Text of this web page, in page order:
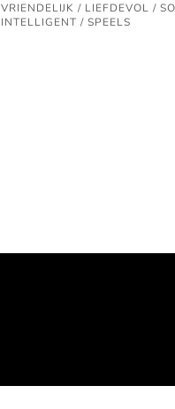
VRIENDELIJK / LIEFDEVOL /
INTELLIGENT / SPEELS